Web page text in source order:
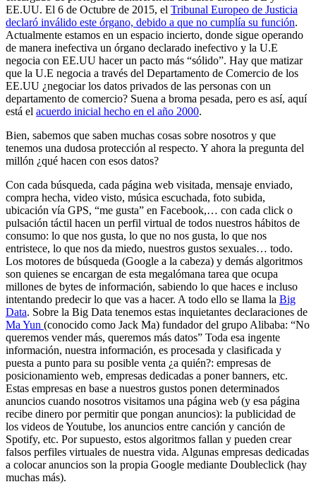
EE.UU. El 6 de Octubre de 2015, el Tribunal Europeo de Justicia
declaró inválido este órgano, debido a que no cumplía su función.
Actualmente estamos en un espacio incierto, donde sigue operando
de manera inefectiva un órgano declarado inefectivo y la U.E
negocia con EE.UU hacer un pacto más “sólido”. Hay que matizar
que la U.E negocia a través del Departamento de Comercio de los
EE.UU ¿negociar los datos privados de las personas con un
departamento de comercio? Suena a broma pesada, pero es así, aquí
está el acuerdo inicial hecho en el año 2000.
Bien, sabemos que saben muchas cosas sobre nosotros y que
tenemos una dudosa protección al respecto. Y ahora la pregunta del
millón ¿qué hacen con esos datos?
Con cada búsqueda, cada página web visitada, mensaje enviado,
compra hecha, video visto, música escuchada, foto subida,
ubicación vía GPS, “me gusta” en Facebook,… con cada click o
pulsación táctil hacen un perfil virtual de todos nuestros hábitos de
consumo: lo que nos gusta, lo que no nos gusta, lo que nos
entristece, lo que nos da miedo, nuestros gustos sexuales… todo.
Los motores de búsqueda (Google a la cabeza) y demás algoritmos
son quienes se encargan de esta megalómana tarea que ocupa
millones de bytes de información, sabiendo lo que haces e incluso
intentando predecir lo que vas a hacer. A todo ello se llama la Big
Data. Sobre la Big Data tenemos estas inquietantes declaraciones de
Ma Yun (conocido como Jack Ma) fundador del grupo Alibaba: “No
queremos vender más, queremos más datos” Toda esa ingente
información, nuestra información, es procesada y clasificada y
puesta a punto para su posible venta ¿a quién?: empresas de
posicionamiento web, empresas dedicadas a poner banners, etc.
Estas empresas en base a nuestros gustos ponen determinados
anuncios cuando nosotros visitamos una página web (y esa página
recibe dinero por permitir que pongan anuncios): la publicidad de
los videos de Youtube, los anuncios entre canción y canción de
Spotify, etc. Por supuesto, estos algoritmos fallan y pueden crear
falsos perfiles virtuales de nuestra vida. Algunas empresas dedicadas
a colocar anuncios son la propia Google mediante Doubleclick (hay
muchas más).